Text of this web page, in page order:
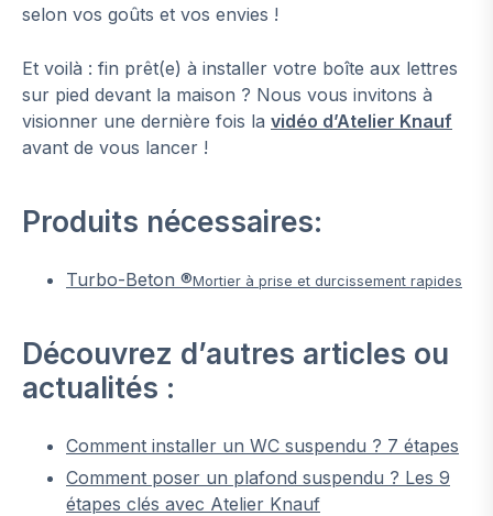
selon vos goûts et vos envies !
Et voilà : fin prêt(e) à installer votre boîte aux lettres
sur pied devant la maison ? Nous vous invitons à
visionner une dernière fois la vidéo d’Atelier Knauf
avant de vous lancer !
Produits nécessaires:
Turbo-Beton ®Mortier à prise et durcissement rapides
Découvrez d’autres articles ou
actualités :
Comment installer un WC suspendu ? 7 étapes
Comment poser un plafond suspendu ? Les 9
étapes clés avec Atelier Knauf